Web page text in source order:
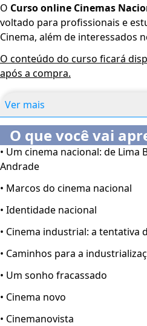
O Curso online Cinemas
voltado para profissionais e
Cinema, além de interessados
O conteúdo do curso ficará
após a compra.
Ver mais
O que você vai
• Um cinema nacional: de Lima
Andrade
• Marcos do cinema nacional
• Identidade nacional
• Cinema industrial: a tentativa
• Caminhos para a
• Um sonho fracassado
• Cinema novo
• Cinemanovista